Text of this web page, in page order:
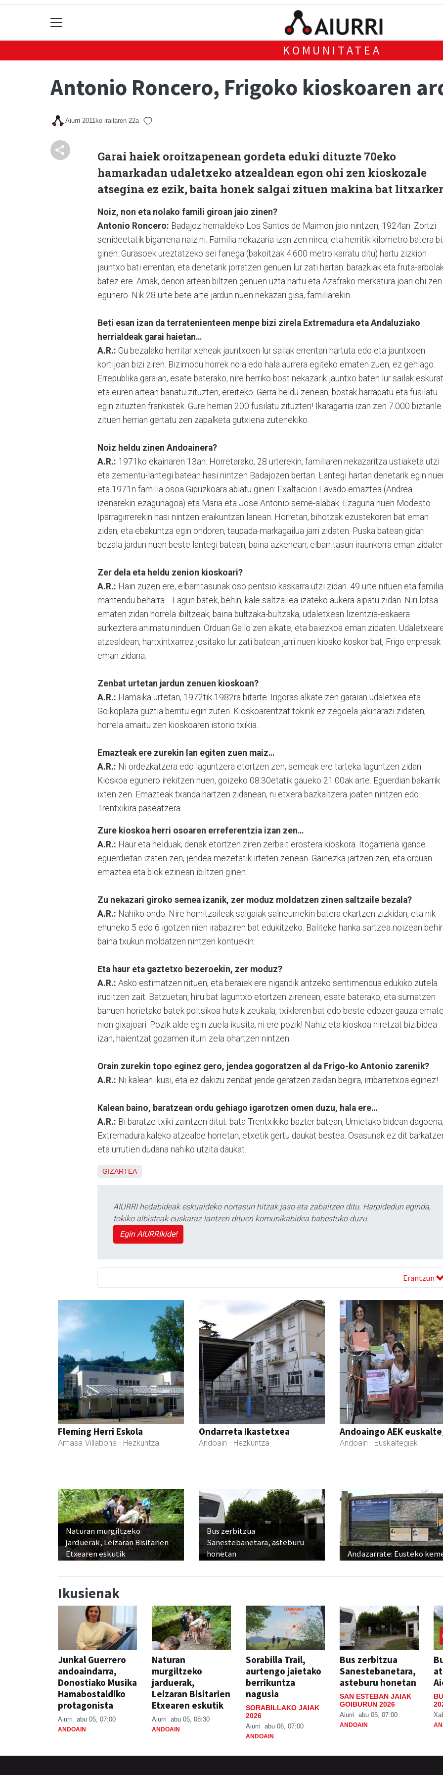
KOMUNITATEA
Antonio Roncero, Frigoko kioskoaren
Aiurri 2011ko irailaren 22a
Garai haiek oroitzapenean gordeta eduki dituzte 70eko
hamarkadan udaletxeko atzealdean egon ohi zen kioskozale
atsegina ez ezik, baita honek salgai zituen makina bat
Noiz, non eta nolako famili giroan jaio zinen?
Antonio Roncero: Badajoz herrialdeko Los Santos de Maimon jaio nintzen, 1924an. Zortzi
senideetatik bigarrena naiz ni. Familia nekazaria izan zen nirea, eta herritik kilometro batera
ginen. Gurasoek ureztatzeko sei fanega (bakoitzak 4.600 metro karratu ditu) hartu zizkion
jauntxo bati errentan, eta denetarik jorratzen genuen lur zati hartan: barazkiak eta fruta-
batez ere. Amak, denon artean biltzen genuen uzta hartu eta Azafrako merkatura joan ohi zen
egunero. Nik 28 urte bete arte jardun nuen nekazari gisa, familiarekin.
Beti esan izan da terratenienteen menpe bizi zirela Extremadura eta Andaluziako
herrialdeak garai haietan…
A.R.: Gu bezalako herritar xeheak jauntxoen lur sailak errentan hartuta edo eta jauntxoen
kortijoan bizi ziren. Bizimodu horrek nola edo hala aurrera egiteko ematen zuen, ez gehiago.
Errepublika garaian, esate baterako, nire herriko bost nekazarik jauntxo baten lur sailak
eta euren artean banatu zituzten, ereiteko. Gerra heldu zenean, bostak harrapatu eta fusilatu
egin zituzten frankistek. Gure herrian 200 fusilatu zituzten! Ikaragarria izan zen 7.000 biztanle
zituen herrian gertatu zen zapalketa gutxiena zutenekiko.
Noiz heldu zinen Andoainera?
A.R.: 1971ko ekainaren 13an. Horretarako, 28 urterekin, familiaren nekazaritza ustiaketa utzi
eta zementu-lantegi batean hasi nintzen Badajozen bertan. Lantegi hartan denetarik egin
eta 1971n familia osoa Gipuzkoara abiatu ginen: Exaltacion Lavado emaztea (Andrea
izenarekin ezagunagoa) eta Maria eta Jose Antonio seme-alabak. Ezaguna nuen Modesto
Iparragirrerekin hasi nintzen eraikuntzan lanean. Horretan, bihotzak ezustekoren bat eman
zidan, eta ebakuntza egin ondoren, taupada-markagailua jarri zidaten. Puska batean gidari
bezala jardun nuen beste lantegi batean, baina azkenean, elbarritasun iraunkorra eman
Zer dela eta heldu zenion kioskoari?
A.R.: Hain zuzen ere, elbarritasunak oso pentsio kaskarra utzi zidan. 49 urte nituen eta familia
mantendu beharra… Lagun batek, behin, kale saltzailea izateko aukera aipatu zidan. Niri lotsa
ematen zidan horrela ibiltzeak, baina bultzaka-bultzaka, udaletxean lizentzia-eskaera
aurkeztera animatu ninduen. Orduan Gallo zen alkate, eta baiezkoa eman zidaten.
atzealdean, hartxintxarrez jositako lur zati batean jarri nuen kiosko koskor bat, Frigo enpresak
eman zidana.
Zenbat urtetan jardun zenuen kioskoan?
A.R.: Hamaika urtetan, 1972tik 1982ra bitarte. Irigoras alkate zen garaian udaletxea eta
Goikoplaza guztia berritu egin zuten. Kioskoarentzat tokirik ez zegoela jakinarazi zidaten;
horrela amaitu zen kioskoaren istorio txikia.
Emazteak ere zurekin lan egiten zuen maiz…
A.R.: Ni ordezkatzera edo laguntzera etortzen zen; semeak ere tarteka laguntzen zidan.
Kioskoa egunero irekitzen nuen, goizeko 08:30etatik gaueko 21:00ak arte. Eguerdian bakarrik
ixten zen. Emazteak txanda hartzen zidanean, ni etxera bazkaltzera joaten nintzen edo
Trentxikira paseatzera.
Zure kioskoa herri osoaren erreferentzia izan zen…
A.R.: Haur eta helduak, denak etortzen ziren zerbait erostera kioskora. Itogarriena igande
eguerdietan izaten zen, jendea mezetatik irteten zenean. Gainezka jartzen zen, eta orduan
emaztea eta biok ezinean ibiltzen ginen.
Zu nekazari giroko semea izanik, zer moduz moldatzen zinen saltzaile bezala?
A.R.: Nahiko ondo. Nire hornitzaileak salgaiak salneurriekin batera ekartzen zizkidan, eta nik
ehuneko 5 edo 6 igotzen nien irabaziren bat edukitzeko. Baliteke hanka sartzea noizean
baina txukun moldatzen nintzen kontuekin.
Eta haur eta gaztetxo bezeroekin, zer moduz?
A.R.: Asko estimatzen nituen, eta beraiek ere nigandik antzeko sentimendua edukiko zutela
iruditzen zait. Batzuetan, hiru bat laguntxo etortzen zirenean, esate baterako, eta sumatzen
banuen horietako batek poltsikoa hutsik zeukala, txikleren bat edo beste edozer gauza
nion gixajoari. Pozik alde egin zuela ikusita, ni ere pozik! Nahiz eta kioskoa niretzat bizibidea
izan, haientzat gozamen iturri zela ohartzen nintzen.
Orain zurekin topo eginez gero, jendea gogoratzen al da Frigo-ko Antonio zarenik?
A.R.: Ni kalean ikusi, eta ez dakizu zenbat jende geratzen zaidan begira, irribarretxoa eginez!
Kalean baino, baratzean ordu gehiago igarotzen omen duzu, hala ere…
A.R.: Bi baratze txiki zaintzen ditut: bata Trentxikiko bazter batean, Urnietako bidean dagoena;
Extremadura kaleko atzealde horretan, etxetik gertu daukat bestea. Osasunak ez dit
eta urrutien dudana nahiko utzita daukat.
GIZARTEA
AIURRI hedabideak eskualdeko nortasun hitzak jaso eta zabaltzen ditu. Harpidedun eginda,
tokiko albisteak euskaraz lantzen dituen komunikabidea babestuko duzu.
Egin AIURRIkide!
Erantzun
Fleming Herri Eskola
Amasa-Villabona - Hezkuntza
Ondarreta Ikastetxea
Andoain - Hezkuntza
Andoaingo AEK
Andoain - Euskaltegiak
Naturan murgiltzeko
jarduerak, Leizaran Bisitarien
Etxearen eskutik
Bus zerbitzua
Sanestebanetara, asteburu
honetan
Andazarrate: Eusteko
Ikusienak
Junkal Guerrero
andoaindarra,
Donostiako Musika
Hamabostaldiko
protagonista
Aiurri abu 05, 07:00
ANDOAIN
Naturan
murgiltzeko
jarduerak,
Leizaran Bisitarien
Etxearen eskutik
Aiurri abu 05, 08:30
ANDOAIN
Sorabilla Trail,
aurtengo jaietako
berrikuntza
nagusia
SORABILLAKO JAIAK
2026
Aiurri abu 06, 07:00
ANDOAIN
Bus zerbitzua
Sanestebanetara,
asteburu honetan
SAN ESTEBAN JAIAK
GOIBURUN 2026
Aiurri abu 05, 07:00
ANDOAIN